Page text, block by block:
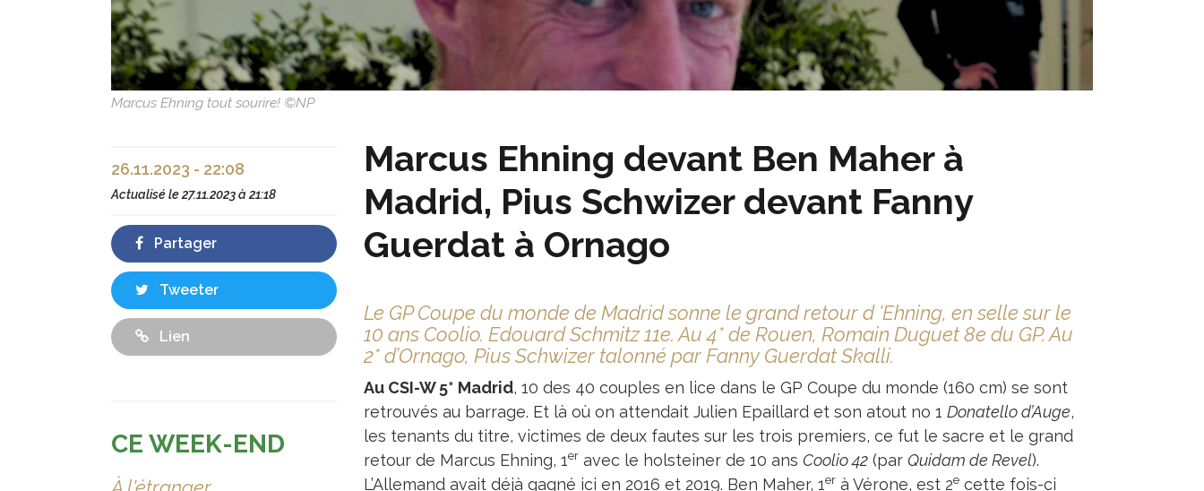
Marcus Ehning tout sourire! ©NP
Marcus Ehning devant Ben Maher à
Madrid, Pius Schwizer devant Fanny
Guerdat à Ornago
Le GP Coupe du monde de Madrid sonne le grand retour d ‘Ehning, en selle sur le
10 ans Coolio. Edouard Schmitz 11e. Au 4* de Rouen, Romain Duguet 8e du GP. Au
2* d’Ornago, Pius Schwizer talonné par Fanny Guerdat Skalli.
Au CSI-W 5* Madrid, 10 des 40 couples en lice dans le GP Coupe du monde (160 cm) se sont
retrouvés au barrage. Et là où on attendait Julien Epaillard et son atout no 1 Donatello d’Auge,
les tenants du titre, victimes de deux fautes sur les trois premiers, ce fut le sacre et le grand
retour de Marcus Ehning, 1eravec le holsteiner de 10 ans Coolio 42(par Quidam de Revel).
L’Allemand avait déjà gagné ici en 2016 et 2019. Ben Maher, 1erà Vérone, est 2ecette fois-ci
26.11.2023 - 22:08
Actualisé le27.11.2023 à 21:18
Partager
Tweeter
Lien
CE WEEK-END